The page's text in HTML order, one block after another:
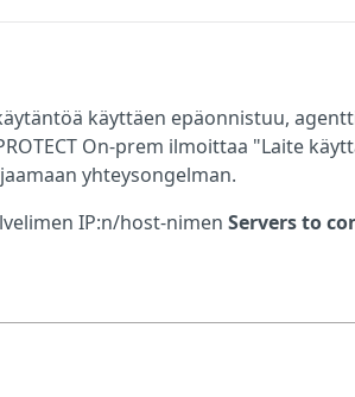
käyttäen epäonnistuu,
On-prem ilmoittaa "Laite
yhteysongelman.
IP:n/host-nimen Servers to